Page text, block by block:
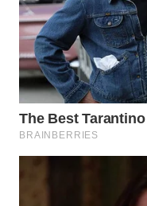
WN
TAPANULI
TENGAH
WN DELI
SERDANG
TEBING